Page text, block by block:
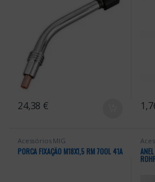
24,38 €
Acessórios MIG
PORCA FIXAÇÃO M18X1,5 RM 700L 41A MIG